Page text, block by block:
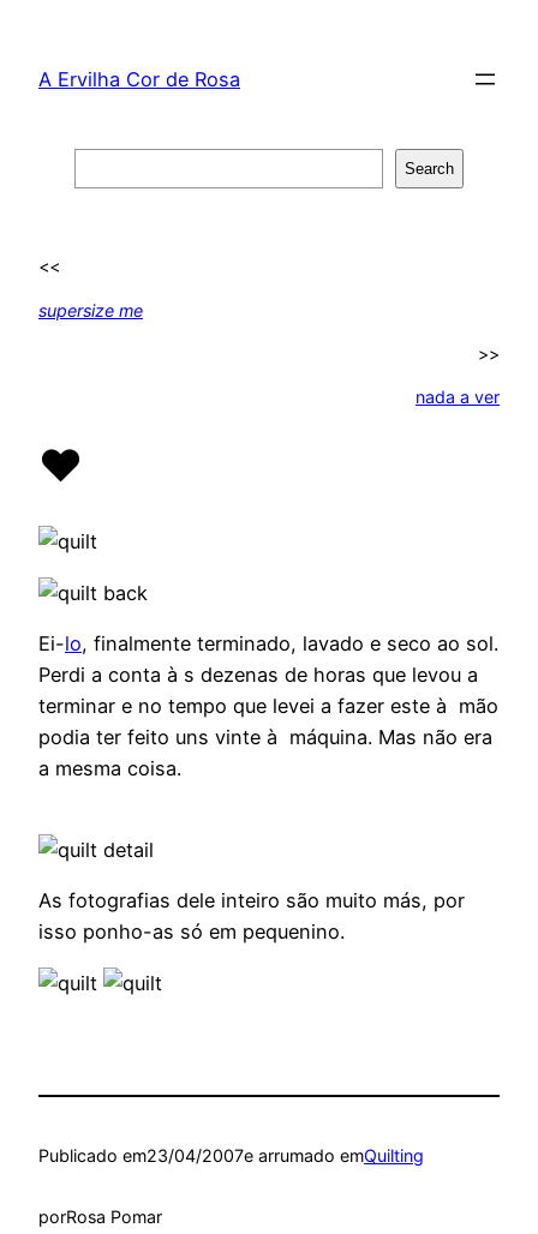
content
A Ervilha Cor de Rosa
Search
<<
supersize me
>>
nada a ver
♥
Ei-lo, finalmente terminado, lavado e seco ao sol.
Perdi a conta à s dezenas de horas que levou a
terminar e no tempo que levei a fazer este à mão
podia ter feito uns vinte à máquina. Mas não era
a mesma coisa.
As fotografias dele inteiro são muito más, por
isso ponho-as só em pequenino.
Publicado em23/04/2007e arrumado emQuilting
porRosa Pomar